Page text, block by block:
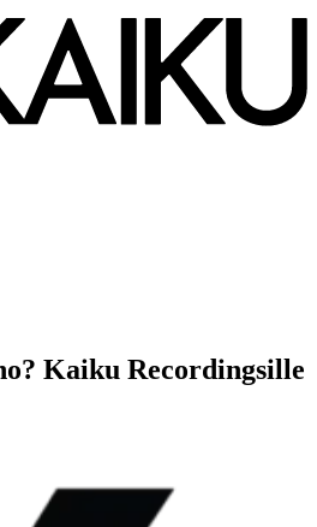
Kaiku Recordingsille